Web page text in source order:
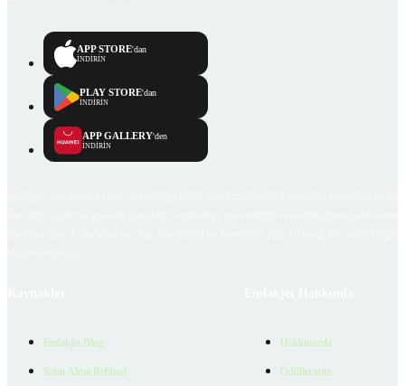
APP STORE'dan
İNDİRİN
PLAY STORE'dan
İNDİRİN
APP GALLERY'den
İNDİRİN
Emlakjet Blog
Satın Alma Rehberi
Hakkımızda
Ödüllerimiz